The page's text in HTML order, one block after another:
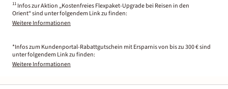
11 Infos zur Aktion „Kostenfreies Flexpaket-Upgrade bei Reisen in den
Orient“ sind unter folgendem Link zu finden:
Weitere Informationen
*Infos zum Kundenportal-Rabattgutschein mit Ersparnis von bis zu 300 € sind
unter folgendem Link zu finden:
Weitere Informationen